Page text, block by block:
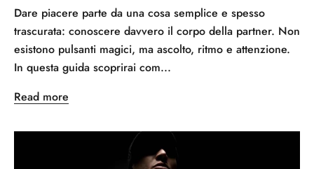
Dare piacere parte da una cosa semplice e spesso
trascurata: conoscere davvero il corpo della partner. Non
esistono pulsanti magici, ma ascolto, ritmo e attenzione.
In questa guida scoprirai com...
Read more